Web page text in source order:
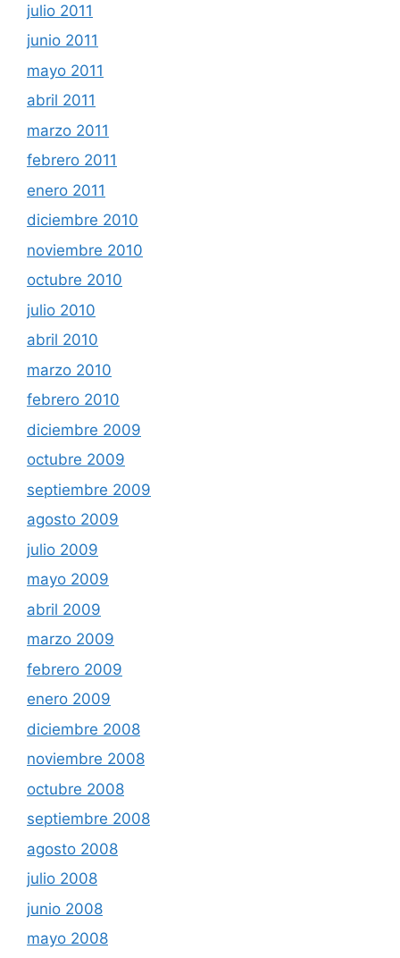
julio 2011
junio 2011
mayo 2011
abril 2011
marzo 2011
febrero 2011
enero 2011
diciembre 2010
noviembre 2010
octubre 2010
julio 2010
abril 2010
marzo 2010
febrero 2010
diciembre 2009
octubre 2009
septiembre 2009
agosto 2009
julio 2009
mayo 2009
abril 2009
marzo 2009
febrero 2009
enero 2009
diciembre 2008
noviembre 2008
octubre 2008
septiembre 2008
agosto 2008
julio 2008
junio 2008
mayo 2008